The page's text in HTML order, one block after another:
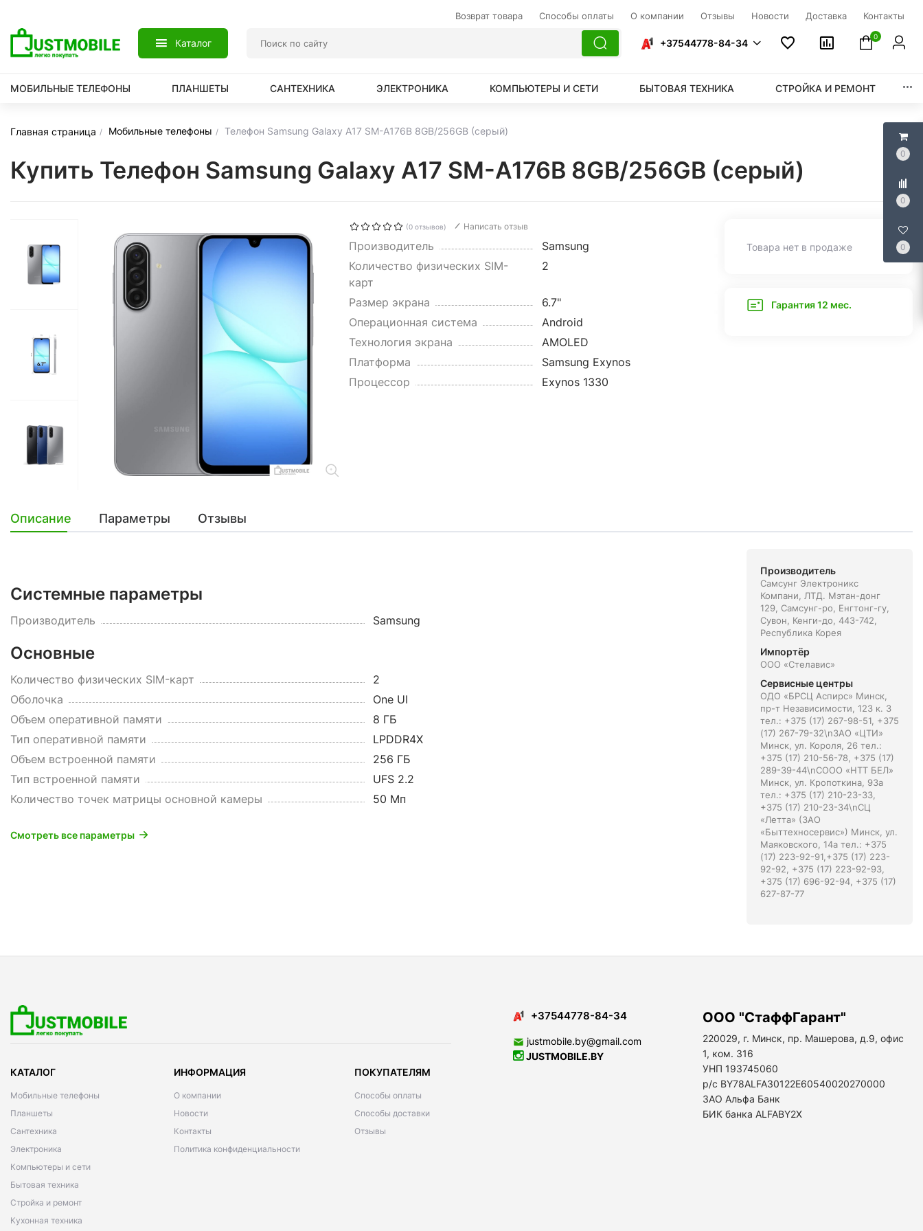
0
0
0
Возврат товара Способы оплаты О компании Отзывы Новости Доставка Контакты
Каталог +37544778-84-34
0
МОБИЛЬНЫЕ ТЕЛЕФОНЫ ПЛАНШЕТЫ САНТЕХНИКА ЭЛЕКТРОНИКА КОМПЬЮТЕРЫ И СЕТИ БЫТОВАЯ ТЕХНИКА СТРОЙКА И РЕМОНТ
Главная страница Мобильные телефоны Телефон Samsung Galaxy A17 SM-A176B 8GB/256GB (серый)
Купить Телефон Samsung Galaxy A17 SM-A176B 8GB/256GB (серый)
(0 отзывов) Написать отзыв
Производитель
Samsung
Количество физических SIM-
карт
2
Размер экрана
6.7"
Операционная система
Android
Технология экрана
AMOLED
Платформа
Samsung Exynos
Процессор
Exynos 1330
Товара нет в продаже
Гарантия 12 мес.
Описание Параметры Отзывы
Системные параметры
Производитель Samsung
Основные
Количество физических SIM-карт
2
Оболочка
One UI
Объем оперативной памяти
8 ГБ
Тип оперативной памяти
LPDDR4X
Объем встроенной памяти
256 ГБ
Тип встроенной памяти
UFS 2.2
Количество точек матрицы основной камеры
50 Мп
Смотреть все параметры
Производитель
Самсунг Электроникс
Компани, ЛТД. Мэтан-донг
129, Самсунг-ро, Енгтонг-гу,
Сувон, Кенги-до, 443-742,
Республика Корея
Импортёр
ООО «Стелавис»
Сервисные центры
ОДО «БРСЦ Аспирс» Минск,
пр-т Независимости, 123 к. 3
тел.: +375 (17) 267-98-51, +375
(17) 267-79-32\nЗАО «ЦТИ»
Минск, ул. Короля, 26 тел.:
+375 (17) 210-56-78, +375 (17)
289-39-44\nСООО «НТТ БЕЛ»
Минск, ул. Кропоткина, 93а
тел.: +375 (17) 210-23-33,
+375 (17) 210-23-34\nСЦ
«Летта» (ЗАО
«Быттехносервис») Минск, ул.
Маяковского, 14а тел.: +375
(17) 223-92-91,+375 (17) 223-
92-92, +375 (17) 223-92-93,
+375 (17) 696-92-94, +375 (17)
627-87-77
КАТАЛОГ
Мобильные телефоны
Планшеты
Сантехника
Электроника
Компьютеры и сети
Бытовая техника
Стройка и ремонт
Кухонная техника
ИНФОРМАЦИЯ
О компании
Новости
Контакты
Политика конфиденциальности
ПОКУПАТЕЛЯМ
Способы оплаты
Способы доставки
Отзывы
+37544778-84-34
justmobile.by@gmail.com
JUSTMOBILE.BY
ООО "СтаффГарант"
220029, г. Минск, пр. Машерова, д.9, офис
1, ком. 316
УНП 193745060
р/с BY78ALFA30122E60540020270000
ЗАО Альфа Банк
БИК банка ALFABY2X